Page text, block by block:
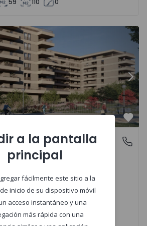
59 110 0
JARDIM
Santas, Porto
€
a la pantalla
principal
fácilmente este sitio a la
inicio de su dispositivo móvil
acceso instantáneo y una
más rápida con una